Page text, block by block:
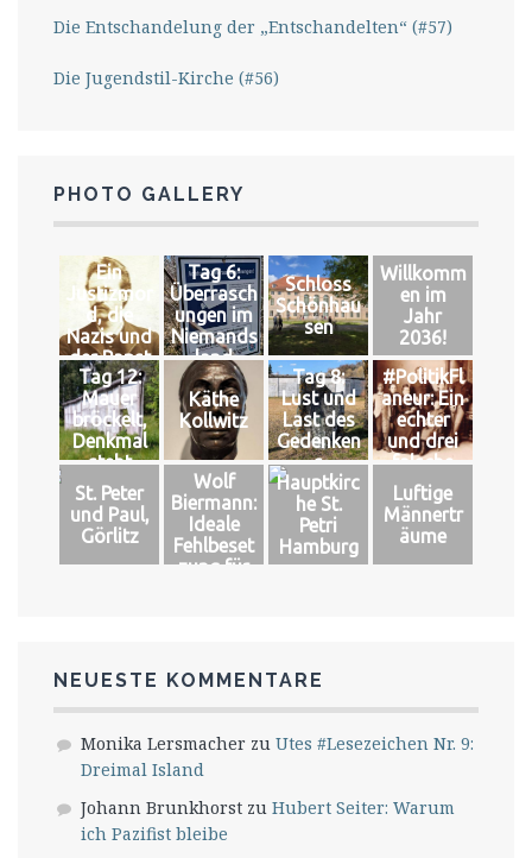
Die Entschandelung der „Entschandelten“ (#57)
Die Jugendstil-Kirche (#56)
PHOTO GALLERY
Ein
Justizmor
d, die
Nazis und
der Papst
Tag 6:
Überrasch
ungen im
Niemands
land
Schloss
Schönhau
sen
Willkomm
en im
Jahr
2036!
Tag 12:
Mauer
bröckelt,
Denkmal
steht
Käthe
Kollwitz
Tag 8:
Lust und
Last des
Gedenken
s
#PolitikFl
aneur: Ein
echter
und drei
falsche
Könige
St. Peter
und Paul,
Görlitz
Wolf
Biermann:
Ideale
Fehlbeset
zung für
Hauptkirc
he St.
Petri
Hamburg
Luftige
Männertr
äume
NEUESTE KOMMENTARE
Monika Lersmacher zu Utes #Lesezeichen Nr. 9:
Dreimal Island
Johann Brunkhorst zu Hubert Seiter: Warum
ich Pazifist bleibe